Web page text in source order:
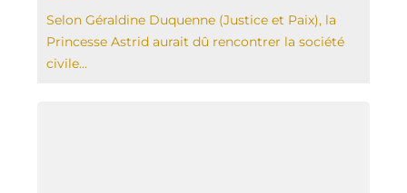
Selon Géraldine Duquenne (Justice et Paix), la
Princesse Astrid aurait dû rencontrer la société
civile...